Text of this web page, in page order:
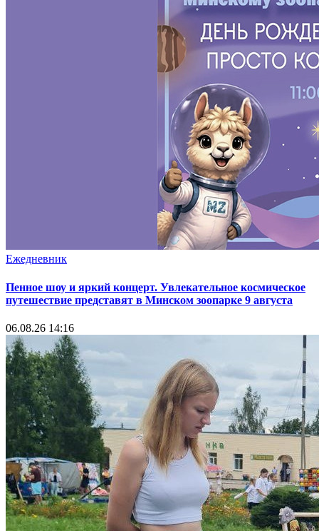
Ежедневник
Пенное шоу и яркий концерт. Увлекательное космическое
путешествие представят в Минском зоопарке 9 августа
06.08.26 14:16